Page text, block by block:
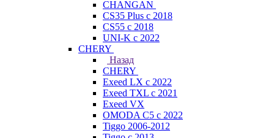
CHANGAN
CS35 Plus с 2018
CS55 с 2018
UNI-K с 2022
CHERY
Назад
CHERY
Exeed LX с 2022
Exeed TXL с 2021
Exeed VX
OMODA C5 с 2022
Tiggo 2006-2012